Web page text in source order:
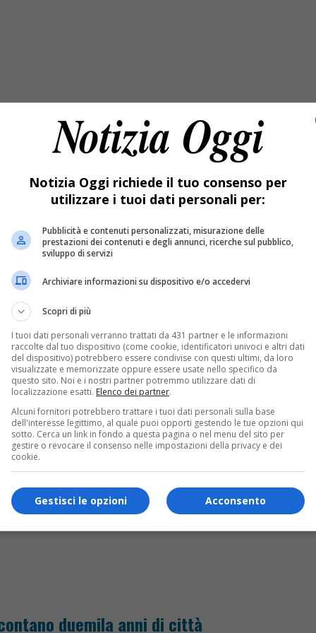
che ha insegnato ad amare la storia
vicino alle baite, cresce l’allarme per la
il dramma è in Valsessera
scongiura conseguenze più gravi.
duemila anni di città
Notizia Oggi richiede il tuo consenso per
utilizzare i tuoi dati personali per:
Pubblicità e contenuti personalizzati, misurazione delle
prestazioni dei contenuti e degli annunci, ricerche sul pubblico,
sviluppo di servizi
Archiviare informazioni su dispositivo e/o accedervi
Scopri di più
I tuoi dati personali verranno trattati da 431 partner e le informazioni
raccolte dal tuo dispositivo (come cookie, identificatori univoci e altri dati
del dispositivo) potrebbero essere condivise con questi ultimi, da loro
visualizzate e memorizzate oppure essere usate nello specifico da
questo sito. Noi e i nostri partner potremmo utilizzare dati di
localizzazione esatti. Elenco dei partner.
Alcuni fornitori potrebbero trattare i tuoi dati personali sulla base
dell'interesse legittimo, al quale puoi opporti gestendo le tue opzioni qui
sotto. Cerca un link in fondo a questa pagina o nel menu del sito per
gestire o revocare il consenso nelle impostazioni della privacy e dei
cookie.
Acconsento
Gestisci le opzioni